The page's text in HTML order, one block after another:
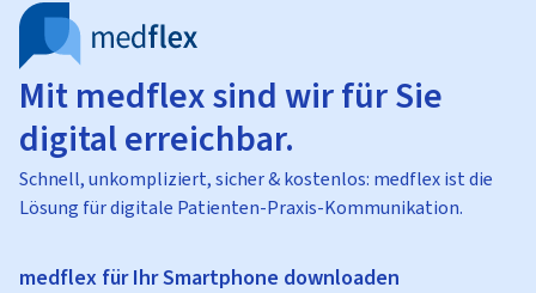
Mit medflex sind wir für Sie
digital erreichbar.
Schnell, unkompliziert, sicher & kostenlos: medflex ist die
Lösung für digitale Patienten-Praxis-Kommunikation.
medflex für Ihr Smartphone downloaden